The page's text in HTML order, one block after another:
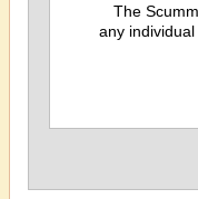
The
any